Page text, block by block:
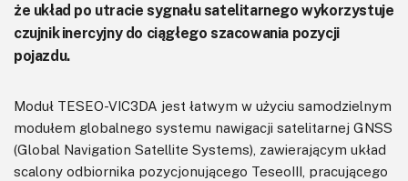
że układ po utracie sygnału satelitarnego wykorzystuje
czujnik inercyjny do ciągłego szacowania pozycji
pojazdu.
Moduł TESEO-VIC3DA jest łatwym w użyciu samodzielnym
modułem globalnego systemu nawigacji satelitarnej GNSS
(Global Navigation Satellite Systems), zawierającym układ
scalony odbiornika pozycjonującego TeseoIII, pracującego